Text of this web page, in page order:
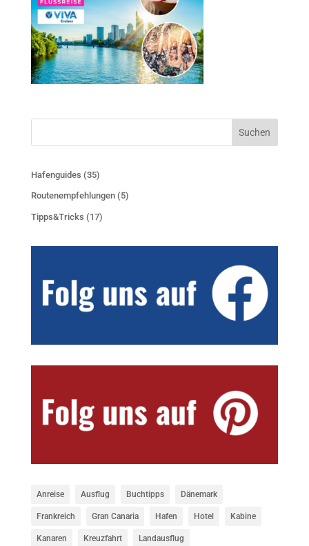
Suchen
Hafenguides (35)
Routenempfehlungen(5)
Tipps&Tricks (17)
Anreise Ausflug Buchtipps Dänemark
Frankreich Gran Canaria Hafen Hotel Kabine
Kanaren Kreuzfahrt Landausflug